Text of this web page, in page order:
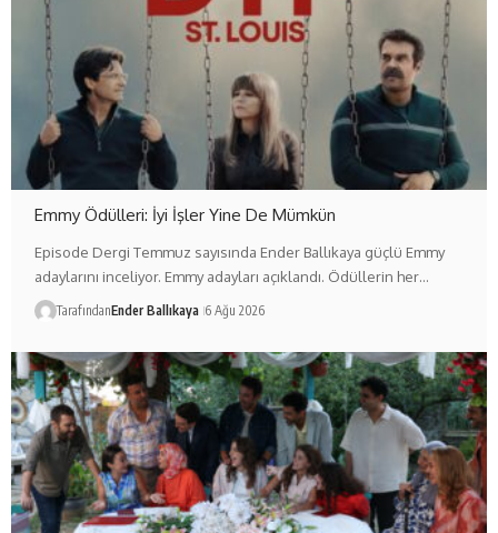
Emmy Ödülleri: İyi İşler Yine De Mümkün
Episode Dergi Temmuz sayısında Ender Ballıkaya güçlü Emmy
adaylarını inceliyor. Emmy adayları açıklandı. Ödüllerin her…
TarafındanEnder Ballıkaya 6 Ağu 2026